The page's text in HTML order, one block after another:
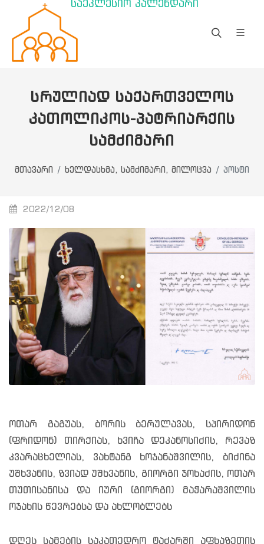
საეკლესიო კალენდარი
ᲡᲠᲣᲚᲘᲐᲓ ᲡᲐᲥᲐᲠᲗᲕᲔᲚᲝᲡ
ᲙᲐᲗᲝᲚᲘᲙᲝᲡ-ᲞᲐᲢᲠᲘᲐᲠᲥᲘᲡ
ᲡᲐᲛᲫᲘᲛᲐᲠᲘ
მთავარი ხელდასხმა, სამძიმარი, მილოცვა პოსტი
2022/12/08
ოთარ გაგუას, ბორის ბერულავას, სპირიდონ
(ფრიდონ) თირქიას, ხვიჩა დეკანოსიძის, რევაზ
კვარაცხელიას, ვახტანგ ხოჯანაშვილის, ბიძინა
უშხვანის, ზვიად უშხვანის, გიორგი ჯოხაძის, ოთარ
თუთისანისა და იური (გიორგი) მაჭარაშვილის
ოჯახის წევრებსა და ახლობლებს
დღეს სამების საკათედრო ტაძარში აფხაზეთის